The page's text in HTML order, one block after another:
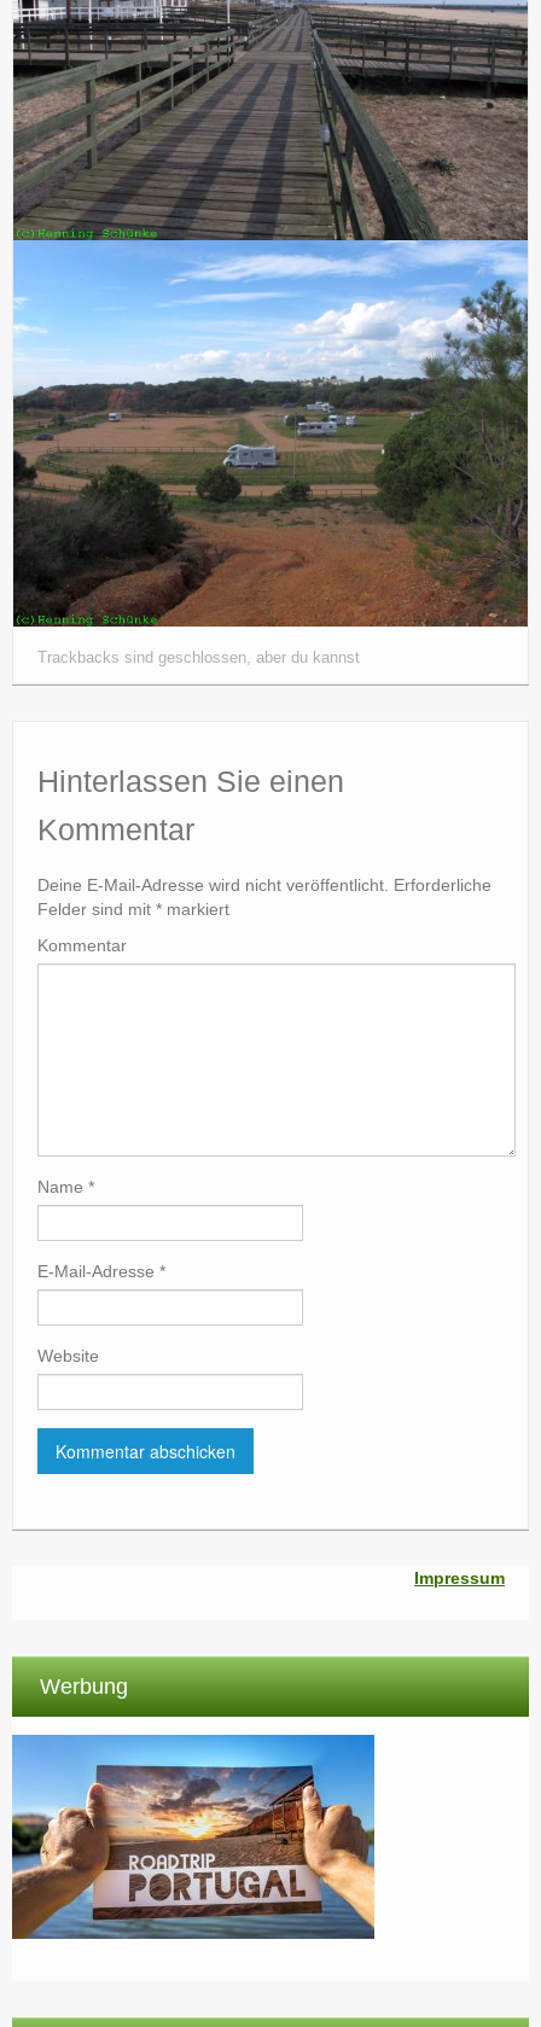
Trackbacks sind geschlossen, aber du kannst
Hinterlassen Sie einen
Kommentar
Deine E-Mail-Adresse wird nicht veröffentlicht. Erforderliche
Felder sind mit * markiert
Kommentar
Name *
E-Mail-Adresse *
Website
Impressum
Werbung